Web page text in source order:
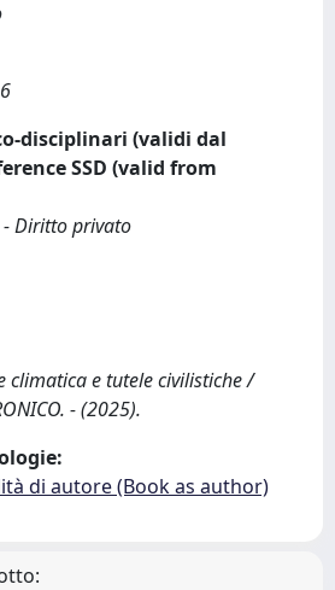
disciplinari (validi dal
SSD (valid from
- Diritto privato
climatica e tutele civilistiche /
- (2025).
di autore (Book as author)